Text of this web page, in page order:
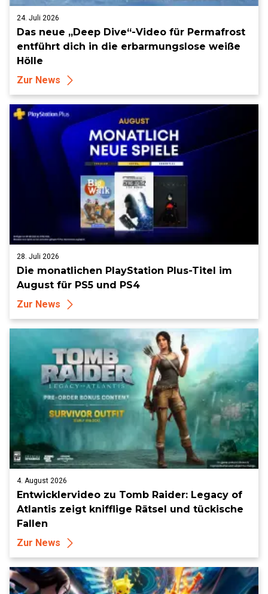
24. Juli 2026
Das neue „Deep Dive“-Video für Permafrost
entführt dich in die erbarmungslose weiße
Hölle
Zur News
28. Juli 2026
Die monatlichen PlayStation Plus-Titel im
August für PS5 und PS4
Zur News
4. August 2026
Entwicklervideo zu Tomb Raider: Legacy of
Atlantis zeigt knifflige Rätsel und tückische
Fallen
Zur News